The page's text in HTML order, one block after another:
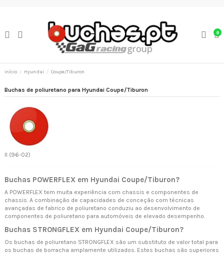
0
Início Hyundai Coupe/Tiburon
Buchas de poliuretano para Hyundai Coupe/Tiburon
II (96-02)
Buchas POWERFLEX em Hyundai Coupe/Tiburon?
A POWERFLEX tem muita experiência com chassis e componentes de
chassis. A combinação de capacidades de conceção com técnicas
avançadas de fabrico de poliuretano conduziu ao desenvolvimento de
componentes de poliuretano para automóveis de elevado desempenho.
Buchas STRONGFLEX em Hyundai Coupe/Tiburon?
Os buchas de poliuretano STRONGFLEX são um substituto de valor total para
os buchas de borracha amplamente utilizados. Estes buchas são superiores